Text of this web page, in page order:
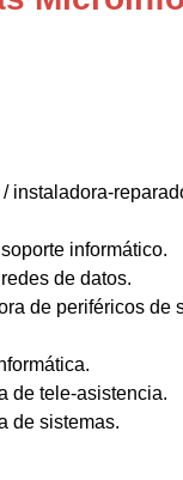
/ instaladora-
informático.
de datos.
de periféricos de
de tele-asistencia.
de sistemas.